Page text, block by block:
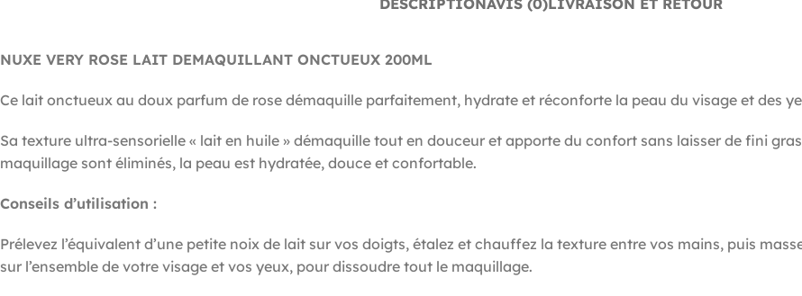
NUXE VERY ROSE LAIT DEMAQUILLANT ONCTUEUX 200ML
Ce lait onctueux au doux parfum de rose démaquille parfaitement, hydrate et réconforte la peau du visage et des
Sa texture ultra-sensorielle « lait en huile » démaquille tout en douceur et apporte du confort sans laisser de fini
maquillage sont éliminés, la peau est hydratée, douce et confortable.
Conseils d’utilisation :
Prélevez l’équivalent d’une petite noix de lait sur vos doigts, étalez et chauffez la texture entre vos mains, puis
sur l’ensemble de votre visage et vos yeux, pour dissoudre tout le maquillage.